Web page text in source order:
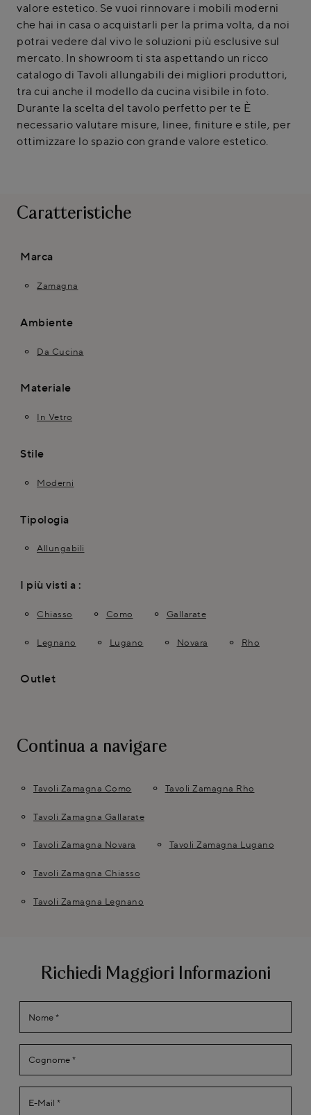
valore estetico. Se vuoi rinnovare i mobili moderni
che hai in casa o acquistarli per la prima volta, da noi
potrai vedere dal vivo le soluzioni più esclusive sul
mercato. In showroom ti sta aspettando un ricco
catalogo di Tavoli allungabili dei migliori produttori,
tra cui anche il modello da cucina visibile in foto.
Durante la scelta del tavolo perfetto per te È
necessario valutare misure, linee, finiture e stile, per
ottimizzare lo spazio con grande valore estetico.
Caratteristiche
Marca
Zamagna
Ambiente
Da Cucina
Materiale
In Vetro
Stile
Moderni
Tipologia
Allungabili
I più visti a :
Chiasso Como Gallarate
Legnano Lugano Novara Rho
Outlet
Continua a navigare
Tavoli Zamagna Como Tavoli Zamagna Rho
Tavoli Zamagna Gallarate
Tavoli Zamagna Novara Tavoli Zamagna Lugano
Tavoli Zamagna Chiasso
Tavoli Zamagna Legnano
Richiedi Maggiori Informazioni